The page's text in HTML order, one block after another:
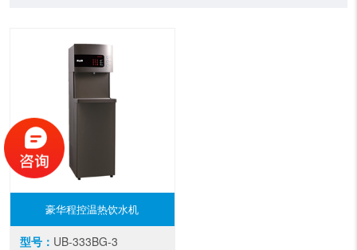
豪华程控温热饮水机
型号： UB-333BG-3